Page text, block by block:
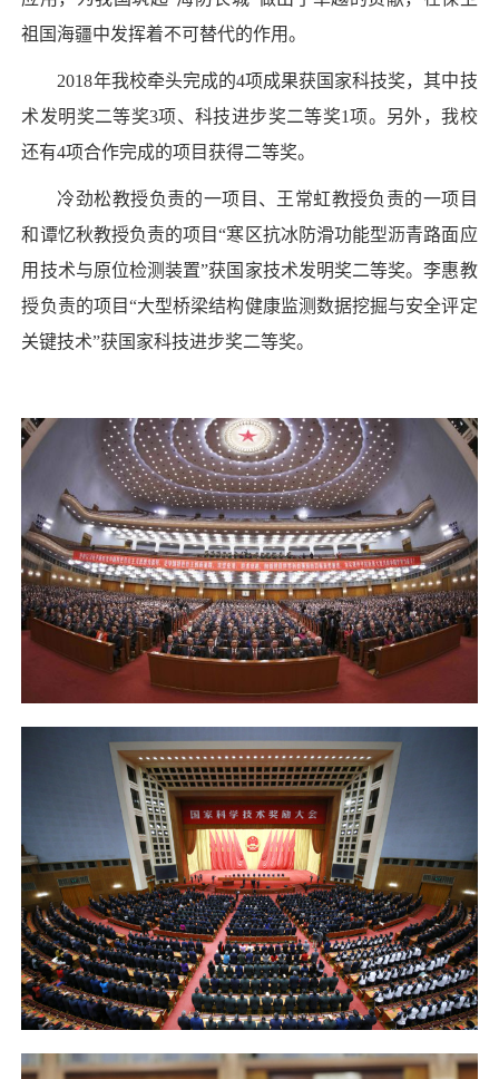
祖国海疆中发挥着不可替代的作用。
2018年我校牵头完成的4项成果获国家科技奖，其中技
术发明奖二等奖3项、科技进步奖二等奖1项。另外，我校
还有4项合作完成的项目获得二等奖。
冷劲松教授负责的一项目、王常虹教授负责的一项目
和谭忆秋教授负责的项目“寒区抗冰防滑功能型沥青路面应
用技术与原位检测装置”获国家技术发明奖二等奖。李惠教
授负责的项目“大型桥梁结构健康监测数据挖掘与安全评定
关键技术”获国家科技进步奖二等奖。